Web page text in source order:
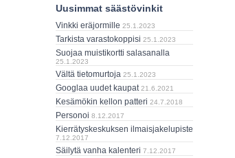
Uusimmat säästövinkit
Vinkki eräjormille 25.1.2023
Tarkista varastokoppisi 25.1.2023
Suojaa muistikortti salasanalla
25.1.2023
Vältä tietomurtoja 25.1.2023
Googlaa uudet kaupat 21.6.2021
Kesämökin kellon patteri 24.7.2018
Personoi 8.12.2017
Kierrätyskeskuksen ilmaisjakelupiste
7.12.2017
Säilytä vanha kalenteri 7.12.2017